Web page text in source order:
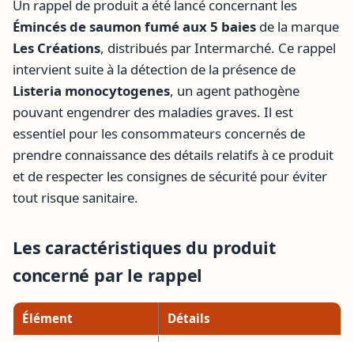
Un rappel de produit a été lancé concernant les
Émincés de saumon fumé aux 5 baies de la marque
Les Créations, distribués par Intermarché. Ce rappel
intervient suite à la détection de la présence de
Listeria monocytogenes, un agent pathogène
pouvant engendrer des maladies graves. Il est
essentiel pour les consommateurs concernés de
prendre connaissance des détails relatifs à ce produit
et de respecter les consignes de sécurité pour éviter
tout risque sanitaire.
Les caractéristiques du produit
concerné par le rappel
Élément Détails